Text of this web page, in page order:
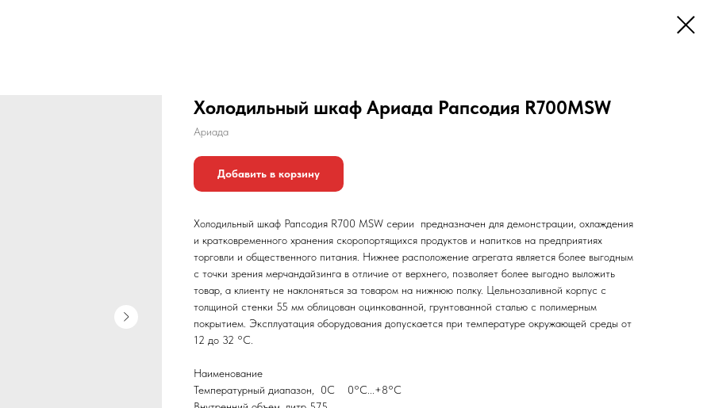
Холодильный шкаф Ариада Рапсодия R700MSW
Ариада
Добавить в корзину
Холодильный шкаф Рапсодия R700 MSW серии предназначен для демонстрации, охлаждения
и кратковременного хранения скоропортящихся продуктов и напитков на предприятиях
торговли и общественного питания. Нижнее расположение агрегата является более выгодным
с точки зрения мерчандайзинга в отличие от верхнего, позволяет более выгодно выложить
товар, а клиенту не наклоняться за товаром на нижнюю полку. Цельнозаливной корпус с
толщиной стенки 55 мм облицован оцинкованной, грунтованной сталью с полимерным
покрытием. Эксплуатация оборудования допускается при температуре окружающей среды от
12 до 32 °C.
Наименование
Температурный диапазон, 0С 0°С...+8°С